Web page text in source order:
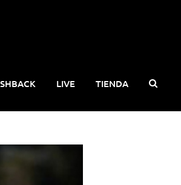
LIVE TIENDA